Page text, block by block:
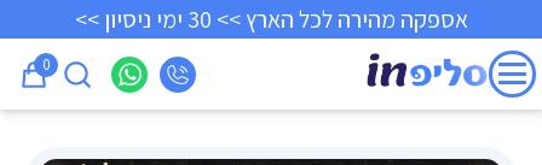
אספקה מהירה לכל הארץ >> 30 ימי ניסיון >>
0